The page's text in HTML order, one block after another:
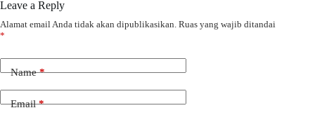
Leave a Reply
Alamat email Anda tidak akan dipublikasikan. Ruas yang wajib ditandai
*
Name*
Email*